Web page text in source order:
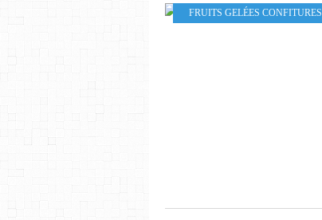
FRUITS GELÉES CONFITURES